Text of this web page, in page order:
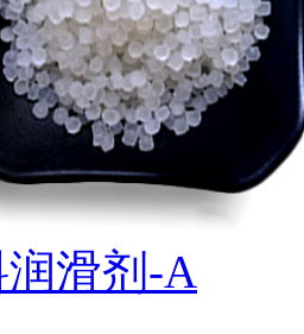
滑剂-A